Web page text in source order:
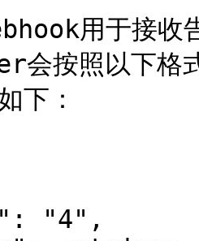
用于接收
会按照以下格
下：